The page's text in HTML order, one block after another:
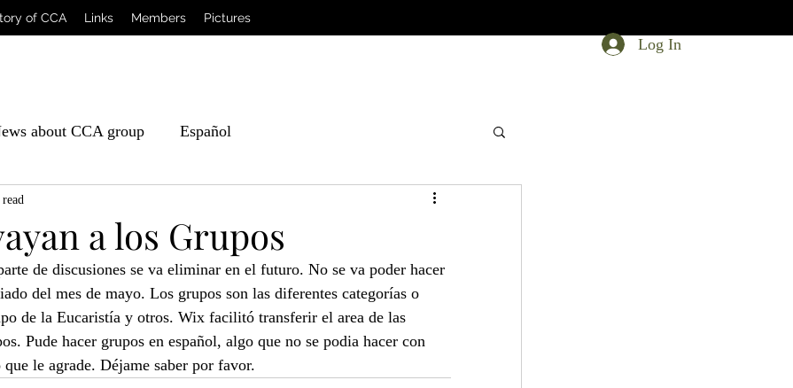
of CCA Links Members Pictures
Log In
about CCA group Español
a los Grupos
de discusiones se va eliminar en el futuro. No se va poder hacer
del mes de mayo. Los grupos son las diferentes categorías o
de la Eucaristía y otros. Wix facilitó transferir el area de las
Pude hacer grupos en español, algo que no se podia hacer con
que le agrade. Déjame saber por favor.